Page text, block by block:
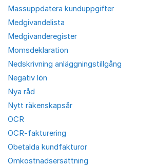
Massuppdatera kunduppgifter
Medgivandelista
Medgivanderegister
Momsdeklaration
Nedskrivning anläggningstillgång
Negativ lön
Nya råd
Nytt räkenskapsår
OCR
OCR-fakturering
Obetalda kundfakturor
Omkostnadsersättning